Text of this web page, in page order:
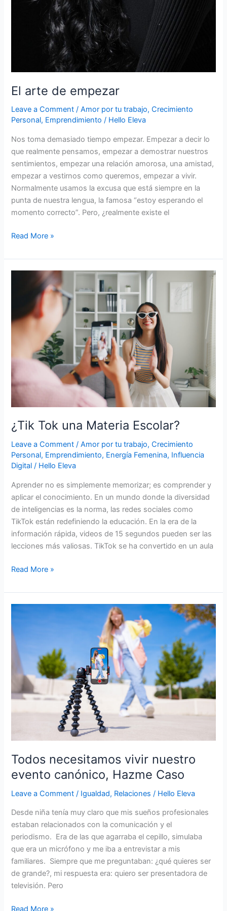
El arte de empezar
Leave a Comment /Amor por tu trabajo,Crecimiento
Personal, Emprendimiento / Hello Eleva
Nos toma demasiado tiempo empezar. Empezar a decir lo
que realmente pensamos, empezar a demostrar nuestros
sentimientos, empezar una relación amorosa, una amistad,
empezar a vestirnos como queremos, empezar a vivir.
Normalmente usamos la excusa que está siempre en la
punta de nuestra lengua, la famosa “estoy esperando el
momento correcto”. Pero, ¿realmente existe el
Read More »
¿Tik Tok una Materia Escolar?
Leave a Comment /Amor por tu trabajo,Crecimiento
Personal, Emprendimiento, Energía Femenina, Influencia
Digital / Hello Eleva
Aprender no es simplemente memorizar; es comprender y
aplicar el conocimiento. En un mundo donde la diversidad
de inteligencias es la norma, las redes sociales como
TikTok están redefiniendo la educación. En la era de la
información rápida, videos de 15 segundos pueden ser las
lecciones más valiosas. TikTok se ha convertido en un aula
Materia
Escolar?
Read More »
Todos necesitamos vivir nuestro
evento canónico, Hazme Caso
Leave a Comment / Igualdad, Relaciones / Hello Eleva
Desde niña tenía muy claro que mis sueños profesionales
estaban relacionados con la comunicación y el
periodismo. Era de las que agarraba el cepillo, simulaba
que era un micrófono y me iba a entrevistar a mis
familiares. Siempre que me preguntaban: ¿qué quieres ser
de grande?, mi respuesta era: quiero ser presentadora de
televisión. Pero
Todos
necesitamos
vivir
nuestro
evento
canónico,
Hazme
Caso
Read More »